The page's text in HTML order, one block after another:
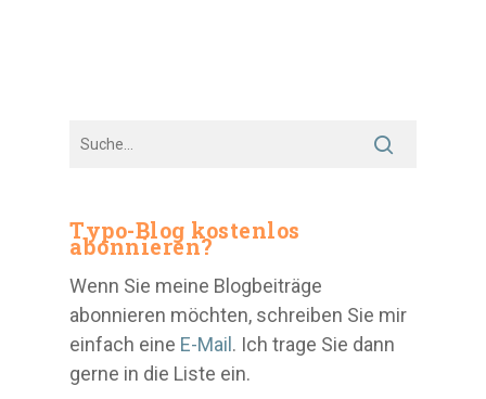
Typo-Blog kostenlos
abonnieren?
Wenn Sie meine Blogbeiträge
abonnieren möchten, schreiben Sie mir
einfach eine E-Mail . Ich trage Sie dann
gerne in die Liste ein.